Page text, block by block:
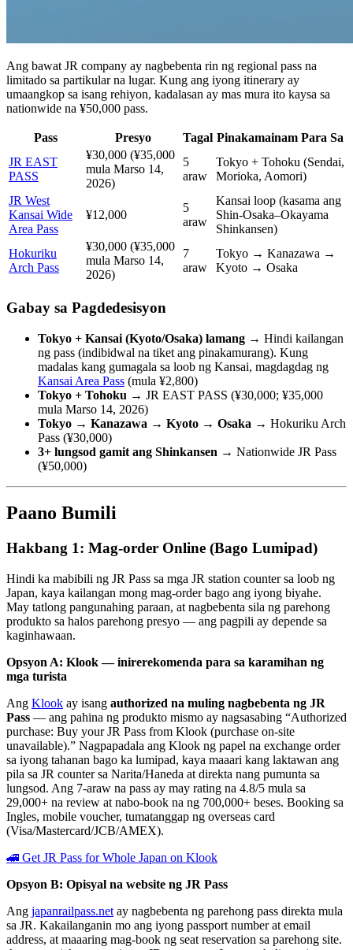
Ang bawat JR company ay nagbebenta rin ng regional pass na
limitado sa partikular na lugar. Kung ang iyong itinerary ay
umaangkop sa isang rehiyon, kadalasan ay mas mura ito kaysa sa
nationwide na ¥50,000 pass.
Pass Presyo Tagal Pinakamainam Para Sa
JR EAST
PASS
¥30,000 (¥35,000
mula Marso 14,
2026)
5
araw
Tokyo + Tohoku (Sendai,
Morioka, Aomori)
JR West
Kansai Wide
Area Pass
¥12,000
5
araw
Kansai loop (kasama ang
Shin-Osaka–Okayama
Shinkansen)
Hokuriku
Arch Pass
¥30,000 (¥35,000
mula Marso 14,
2026)
7
araw
Tokyo → Kanazawa →
Kyoto → Osaka
Gabay sa Pagdedesisyon
Tokyo + Kansai (Kyoto/Osaka) lamang → Hindi kailangan
ng pass (indibidwal na tiket ang pinakamurang). Kung
madalas kang gumagala sa loob ng Kansai, magdagdag ng
Kansai Area Pass (mula ¥2,800)
Tokyo + Tohoku → JR EAST PASS (¥30,000; ¥35,000
mula Marso 14, 2026)
Tokyo → Kanazawa → Kyoto → Osaka → Hokuriku Arch
Pass (¥30,000)
3+ lungsod gamit ang Shinkansen → Nationwide JR Pass
(¥50,000)
Paano Bumili
Hakbang 1: Mag-order Online (Bago Lumipad)
Hindi ka mabibili ng JR Pass sa mga JR station counter sa loob ng
Japan, kaya kailangan mong mag-order bago ang iyong biyahe.
May tatlong pangunahing paraan, at nagbebenta sila ng parehong
produkto sa halos parehong presyo — ang pagpili ay depende sa
kaginhawaan.
Opsyon A: Klook — inirerekomenda para sa karamihan ng
mga turista
Ang Klook ay isang authorized na muling nagbebenta ng JR
Pass — ang pahina ng produkto mismo ay nagsasabing “Authorized
purchase: Buy your JR Pass from Klook (purchase on-site
unavailable).” Nagpapadala ang Klook ng papel na exchange order
sa iyong tahanan bago ka lumipad, kaya maaari kang laktawan ang
pila sa JR counter sa Narita/Haneda at direkta nang pumunta sa
lungsod. Ang 7-araw na pass ay may rating na 4.8/5 mula sa
29,000+ na review at nabo-book na ng 700,000+ beses. Booking sa
Ingles, mobile voucher, tumatanggap ng overseas card
(Visa/Mastercard/JCB/AMEX).
🚄 Get JR Pass for Whole Japan on Klook
Opsyon B: Opisyal na website ng JR Pass
Ang japanrailpass.net ay nagbebenta ng parehong pass direkta mula
sa JR. Kakailanganin mo ang iyong passport number at email
address, at maaaring mag-book ng seat reservation sa parehong site.